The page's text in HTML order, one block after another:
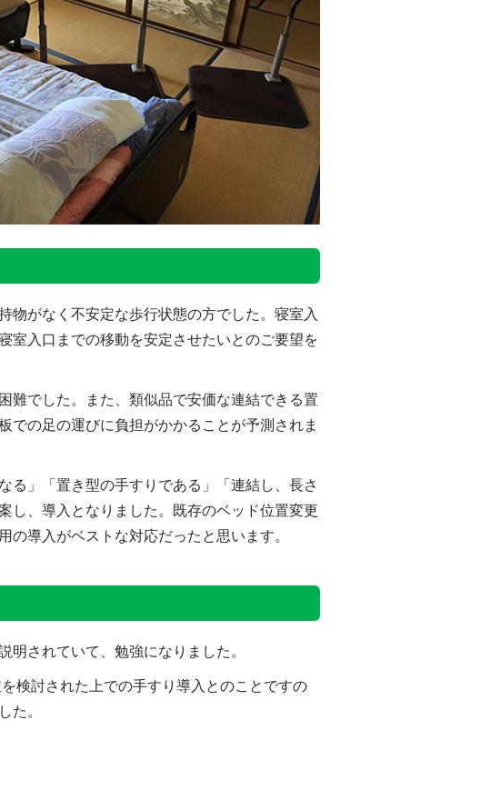
物がなく不安定な歩行状態の方でした。寝室入
室入口までの移動を安定させたいとのご要望を
難でした。また、類似品で安価な連結できる置
での足の運びに負担がかかることが予測されま
る」「置き型の手すりである」「連結し、長さ
し、導入となりました。既存のベッド位置変更
導入がベストな対応だったと思います。
されていて、勉強になりました。
検討された上での手すり導入とのことですの
た。